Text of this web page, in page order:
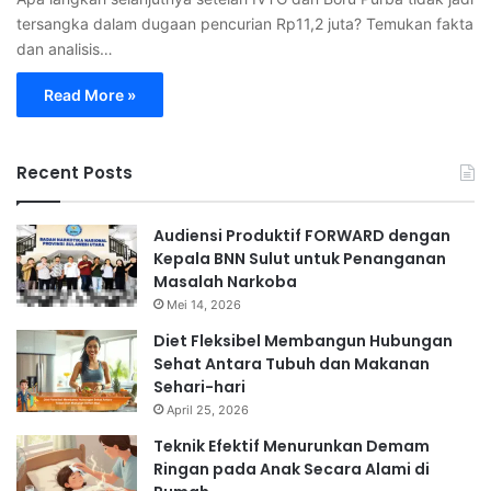
tersangka dalam dugaan pencurian Rp11,2 juta? Temukan fakta
dan analisis…
Read More »
Recent Posts
Audiensi Produktif FORWARD dengan
Kepala BNN Sulut untuk Penanganan
Masalah Narkoba
Mei 14, 2026
Diet Fleksibel Membangun Hubungan
Sehat Antara Tubuh dan Makanan
Sehari-hari
April 25, 2026
Teknik Efektif Menurunkan Demam
Ringan pada Anak Secara Alami di